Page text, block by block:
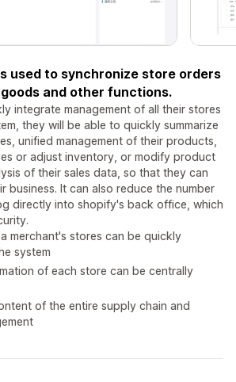
used to synchronize store orders
and other functions.
integrate management of all their stores
they will be able to quickly summarize
unified management of their products,
or adjust inventory, or modify product
of their sales data, so that they can
business. It can also reduce the number
directly into shopify's back office, which
merchant's stores can be quickly
system
of each store can be centrally
of the entire supply chain and